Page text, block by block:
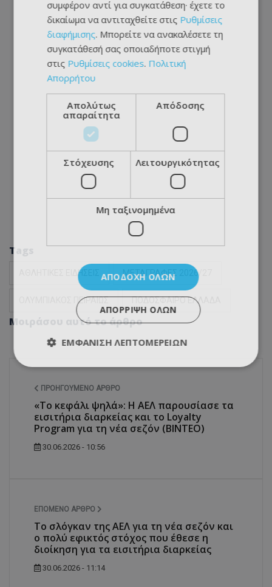
Tags
ΑΘΛΗΤΙΚΕΣ ΕΙΔΗΣΕΙΣ ΜΕΤΑΓΡΑΦΕΣ 2026/27
ΟΛΥΜΠΙΑΚΟΣ ΠΕΙΡΑΙΩΣ ΠΟΔΟΣΦΑΙΡΟ ΕΛΛΑΔΑ
Μοιράσου αυτό το άρθρο
ΠΡΟΗΓΟΎΜΕΝΟ ΆΡΘΡΟ
«Το κεφάλι ψηλά»: Η ΑΕΛ παρουσίασε τα
εισιτήρια διαρκείας και το Loyalty
Program για τη νέα σεζόν (ΒΙΝΤΕΟ)
30.06.2026 - 10:56
ΕΠΌΜΕΝΟ ΆΡΘΡΟ
Το σλόγκαν της ΑΕΛ για τη νέα σεζόν και
ο πολύ εφικτός στόχος που έθεσε η
διοίκηση για τα εισιτήρια διαρκείας
30.06.2026 - 11:14
συμφέρον αντί για συγκατάθεση· έχετε το
δικαίωμα να αντιταχθείτε στις Ρυθμίσεις
διαφήμισης. Μπορείτε να ανακαλέσετε τη
συγκατάθεσή σας οποιαδήποτε στιγμή
στις Ρυθμίσεις cookies. Πολιτική
Απορρήτου
Απολύτως
απαραίτητα
Απόδοσης
Στόχευσης Λειτουργικότητας
Μη ταξινομημένα
ΑΠΟΔΟΧΉ ΌΛΩΝ
ΑΠΌΡΡΙΨΗ ΌΛΩΝ
ΕΜΦΆΝΙΣΗ ΛΕΠΤΟΜΕΡΕΙΏΝ